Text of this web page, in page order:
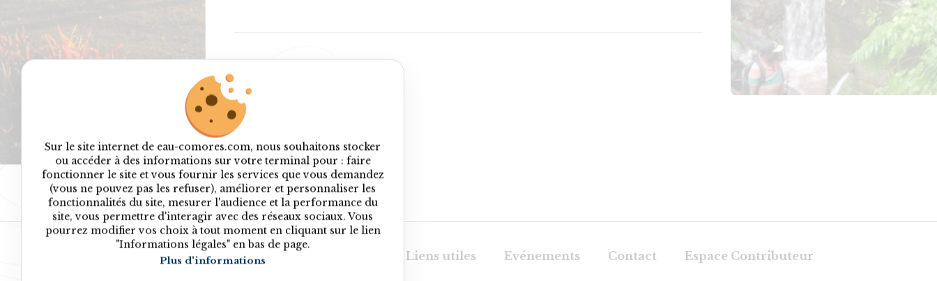
A propos Documents Liens utiles Evénements Contact Espace Contributeur
Sur le site internet de eau-comores.com, nous souhaitons stocker
ou accéder à des informations sur votre terminal pour : faire
fonctionner le site et vous fournir les services que vous demandez
(vous ne pouvez pas les refuser), améliorer et personnaliser les
fonctionnalités du site, mesurer l'audience et la performance du
site, vous permettre d'interagir avec des réseaux sociaux. Vous
pourrez modifier vos choix à tout moment en cliquant sur le lien
"Informations légales" en bas de page.
Plus d'informations